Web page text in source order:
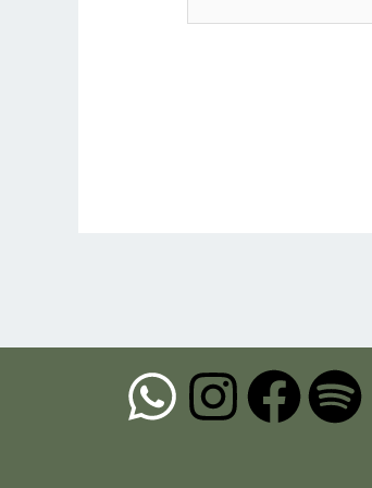
S
p
F
a
I
n
W
h